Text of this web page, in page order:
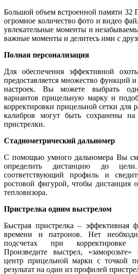
Большой объем встроенной памяти 32
огромное количество фото и видео
увлекательные моменты и
важные моменты и делитесь ими с
Полная персонализация
Для обеспечения эффективной
предоставляется множество функций
настроек. Вы можете выбрать
вариантов прицельную марку и
корректировки прицельной сетки для
калибров могут быть сохранены
пристрелки.
Стадиометрический дальномер
С помощью умного дальномера Вы
определить дистанцию до
соответствующий профиль и
ростовой фигурой, чтобы дистанция
тепловизора.
Пристрелка одним выстрелом
Быстрая пристрелка – эффективная
времени и патронов. Нет
подсчетах при корректировке
Произведите выстрел, «заморозьте»
центр прицельной марки с точкой
результат на один из профилей